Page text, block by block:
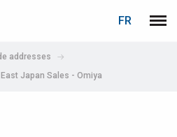
FR
Menu
addresses
East Japan Sales - Omiya